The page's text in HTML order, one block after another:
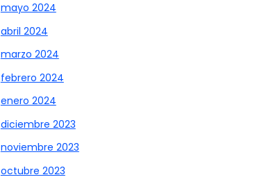
mayo 2024
abril 2024
marzo 2024
febrero 2024
enero 2024
diciembre 2023
noviembre 2023
octubre 2023